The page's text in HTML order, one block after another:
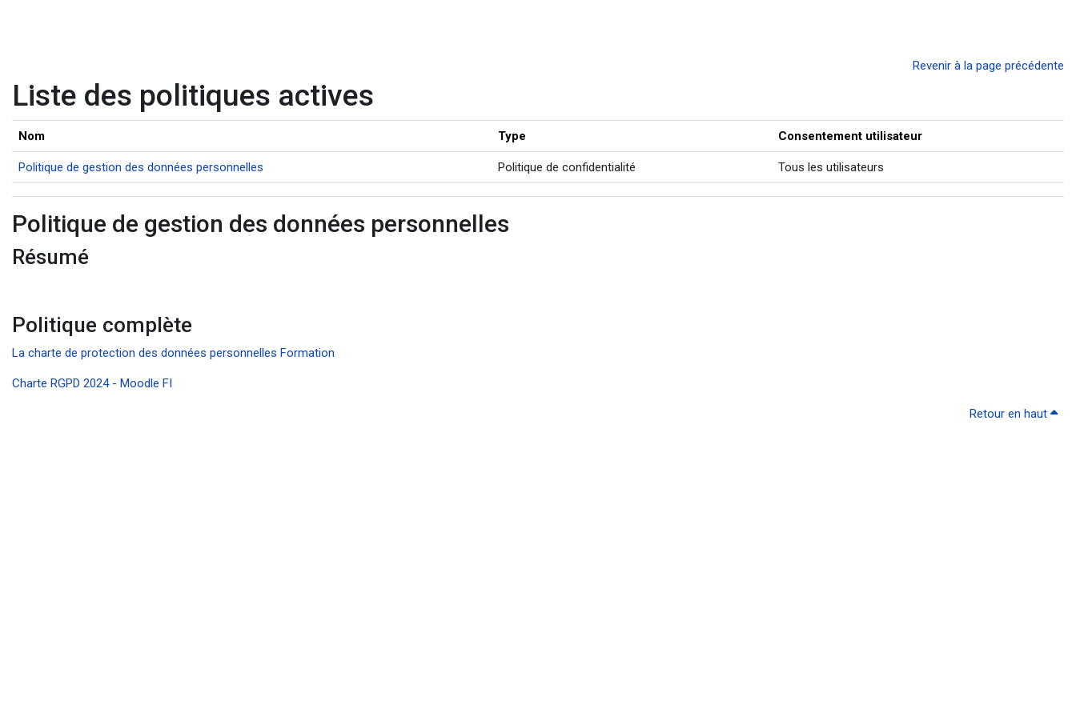
Revenir à la page précédente
Liste des politiques actives
Nom Type Consentement utilisateur
Politique de gestion des données personnelles Politique de confidentialité Tous les utilisateurs
Politique de gestion des données personnelles
Résumé
Politique complète
La charte de protection des données personnelles Formation
Charte RGPD 2024 - Moodle FI
Retour en haut